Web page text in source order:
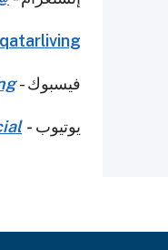
فيسبوك -
يوتيوب -